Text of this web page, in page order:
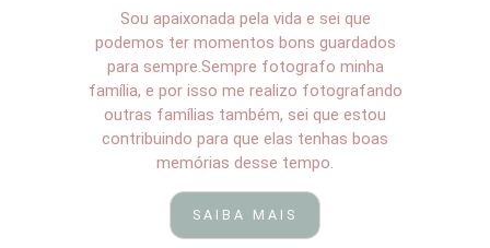
Sou apaixonada pela vida e sei que
podemos ter momentos bons guardados
para sempre.Sempre fotografo minha
família, e por isso me realizo fotografando
outras famílias também, sei que estou
contribuindo para que elas tenhas boas
memórias desse tempo.
SAIBA MAIS